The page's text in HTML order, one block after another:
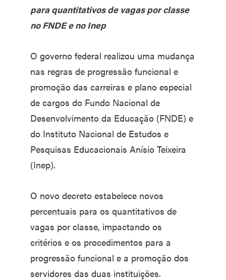
para quantitativos de vagas por classe
no FNDE e no Inep
O governo federal realizou uma mudança
nas regras de progressão funcional e
promoção das carreiras e plano especial
de cargos do Fundo Nacional de
Desenvolvimento da Educação (FNDE) e
do Instituto Nacional de Estudos e
Pesquisas Educacionais Anísio Teixeira
(Inep).
O novo decreto estabelece novos
percentuais para os quantitativos de
vagas por classe, impactando os
critérios e os procedimentos para a
progressão funcional e a promoção dos
servidores das duas instituições.